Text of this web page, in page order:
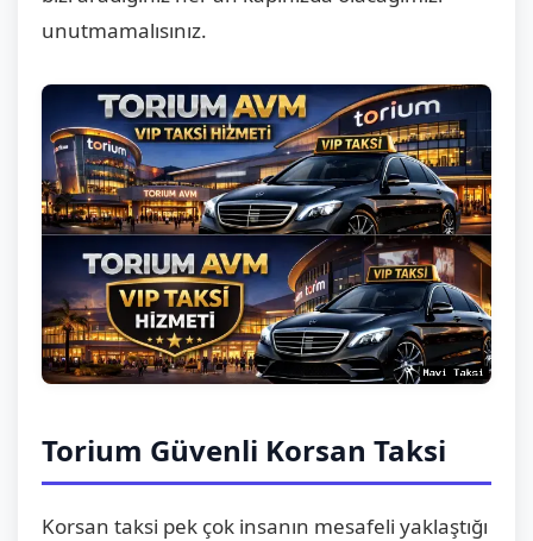
unutmamalısınız.
Torium Güvenli Korsan Taksi
Korsan taksi pek çok insanın mesafeli yaklaştığı